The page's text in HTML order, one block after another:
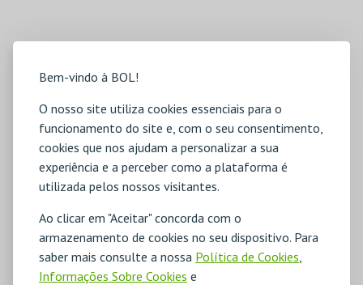
Bem-vindo à BOL!
O nosso site utiliza cookies essenciais para o
funcionamento do site e, com o seu consentimento,
cookies que nos ajudam a personalizar a sua
experiência e a perceber como a plataforma é
utilizada pelos nossos visitantes.
Ao clicar em "Aceitar" concorda com o
armazenamento de cookies no seu dispositivo. Para
saber mais consulte a nossa Política de Cookies,
Informações Sobre Cookies e